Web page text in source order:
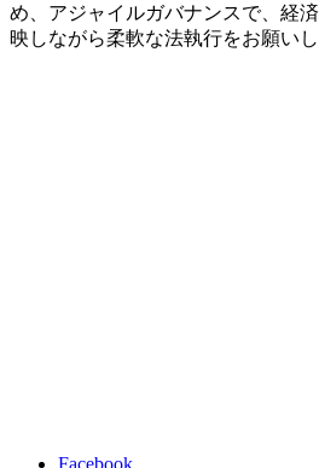
め、アジャイルガバナンスで、経
映しながら柔軟な法執行をお願い
Facebook